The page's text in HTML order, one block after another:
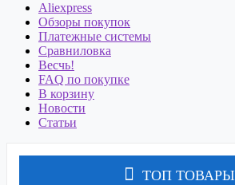
Aliexpress
Обзоры покупок
Платежные системы
Сравниловка
Весчь!
FAQ по покупке
В корзину
Новости
Статьи
ТОП ТОВАРЫ